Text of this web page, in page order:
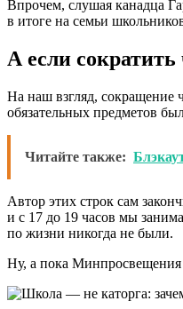
Впрочем, слушая канадца
в итоге на семьи
А если сократить
На наш взгляд, сокращение
обязательных предметов
Читайте также:
Автор этих строк сам
и с 17 до 19 часов мы
по жизни никогда не были.
Ну, а пока Минпросвещения